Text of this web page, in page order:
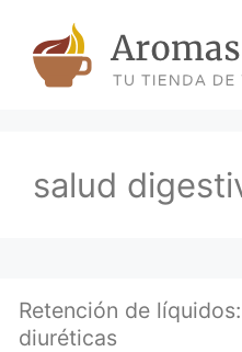
content
salud
Retención de
diuréticas